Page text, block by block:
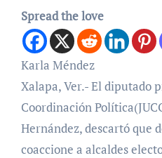
Spread the love
Karla Méndez
Xalapa, Ver.- El diputado
Coordinación
Hernández, descartó que
coaccione a alcaldes